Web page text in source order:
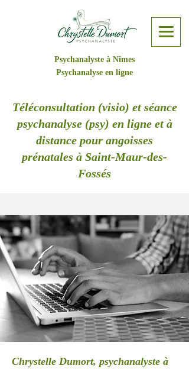
Psychanalyste à Nîmes
Psychanalyse en ligne
Téléconsultation (visio) et séance
psychanalyse (psy) en ligne et à
distance pour angoisses
prénatales à Saint-Maur-des-
Fossés
Chrystelle Dumort, psychanalyste à